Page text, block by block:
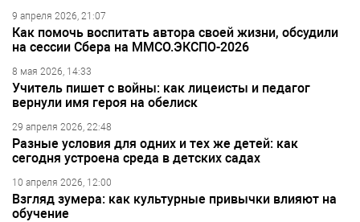
9 апреля 2026, 21:07
Как помочь воспитать автора своей жизни, обсудили
на сессии Сбера на ММСО.ЭКСПО-2026
8 мая 2026, 14:33
Учитель пишет с войны: как лицеисты и педагог
вернули имя героя на обелиск
29 апреля 2026, 22:48
Разные условия для одних и тех же детей: как
сегодня устроена среда в детских садах
10 апреля 2026, 12:00
Взгляд зумера: как культурные привычки влияют на
обучение